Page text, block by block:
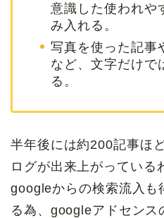
意識した使われや
み入れる。
写真を使った記事
など、文字だけで
る。
半年後には約200記事ほ
ログが出来上がっている
googleからの検索流入も
る為、googleアドセンス